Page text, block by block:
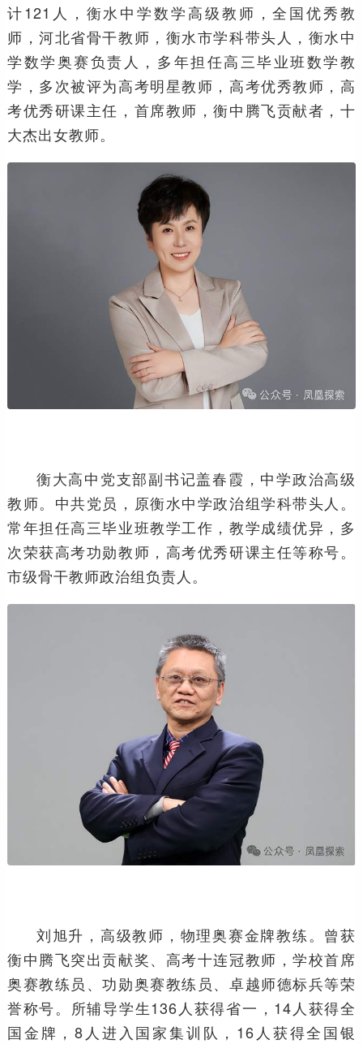
计121人，衡水中学数学高级教师，全国优秀教
师，河北省骨干教师，衡水市学科带头人，衡水中
学数学奥赛负责人，多年担任高三毕业班数学教
学，多次被评为高考明星教师，高考优秀教师，高
考优秀研课主任，首席教师，衡中腾飞贡献者，十
大杰出女教师。
衡大高中党支部副书记盖春霞，中学政治高级
教师。中共党员，原衡水中学政治组学科带头人。
常年担任高三毕业班教学工作，教学成绩优异，多
次荣获高考功勋教师，高考优秀研课主任等称号。
市级骨干教师政治组负责人。
刘旭升，高级教师，物理奥赛金牌教练。曾获
衡中腾飞突出贡献奖、高考十连冠教师，学校首席
奥赛教练员、功勋奥赛教练员、卓越师德标兵等荣
誉称号。所辅导学生136人获得省一，14人获得全
国金牌，8人进入国家集训队，16人获得全国银